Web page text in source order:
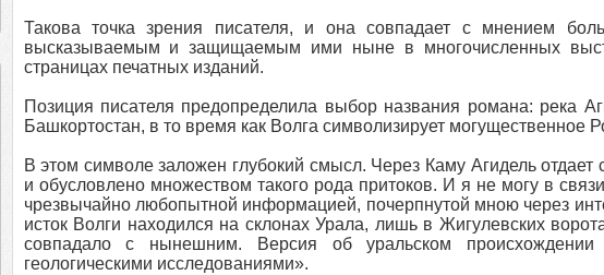
Такова точка зрения писателя, и она совпадает с мнением
высказываемым и защищаемым ими ныне в многочисленных
страницах печатных изданий.
Позиция писателя предопределила выбор названия романа: река
Башкортостан, в то время как Волга символизирует могущественное
В этом символе заложен глубокий смысл. Через Каму Агидель отдает
и обусловлено множеством такого рода притоков. И я не могу в
чрезвычайно любопытной информацией, почерпнутой мною через
исток Волги находился на склонах Урала, лишь в Жигулевских
совпадало с нынешним. Версия об уральском происхождении
геологическими исследованиями».